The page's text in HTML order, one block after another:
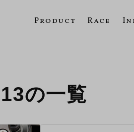
Product Race
の一覧